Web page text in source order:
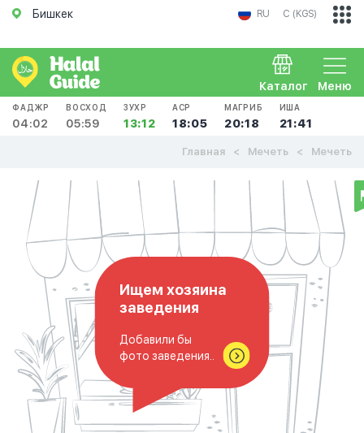
Бишкек RU С (KGS)
Меню
Каталог
ФАДЖР
04:02
ВОСХОД
05:59
ЗУХР
13:12
АСР
18:05
МАГРИБ
20:18
ИША
21:41
Главная Мечеть Мечеть
Ищем хозяина
заведения
Добавили бы
фото заведения..